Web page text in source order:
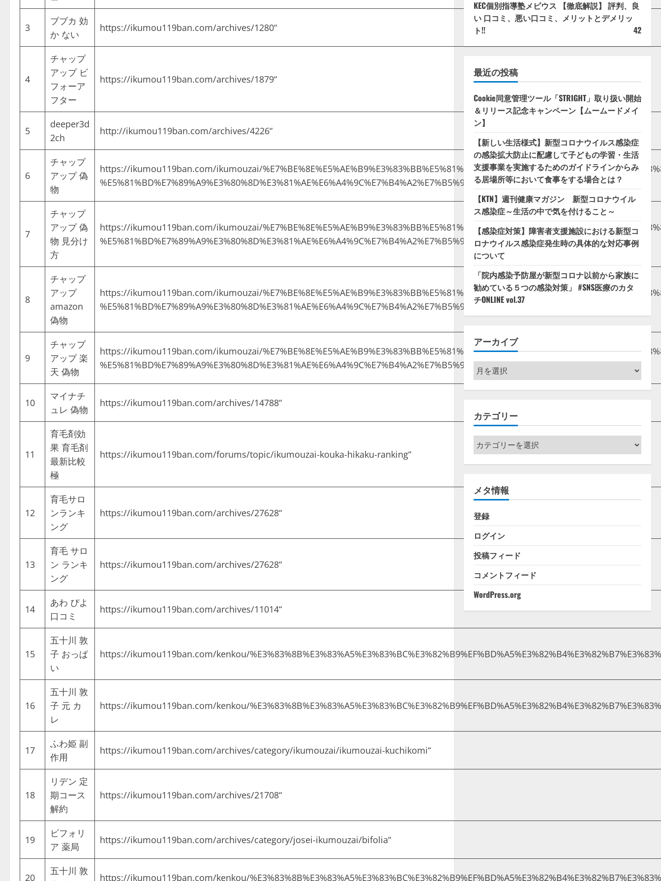
3
ブブカ 効
か ない
https://ikumou119ban.com/archives/1280“
4
チャップ
アップ ビ
フォーア
フター
https://ikumou119ban.com/archives/1879“
5
deeper3d
2ch
http://ikumou119ban.com/archives/4226“
6
チャップ
アップ 偽
物
https://ikumou119ban.com/ikumouzai/%E7%BE%8E%E5%AE%B9%E3%83%BB%E5%81%A5%E5%BA%B7/
%E5%81%BD%E7%89%A9%E3%80%8D%E3%81%AE%E6%A4%9C%E7%B4%A2%E7%B5%90%E6%9E%9C/“
7
チャップ
アップ 偽
物 見分け
方
https://ikumou119ban.com/ikumouzai/%E7%BE%8E%E5%AE%B9%E3%83%BB%E5%81%A5%E5%BA%B7/
%E5%81%BD%E7%89%A9%E3%80%8D%E3%81%AE%E6%A4%9C%E7%B4%A2%E7%B5%90%E6%9E%9C/“
8
チャップ
アップ
amazon
偽物
https://ikumou119ban.com/ikumouzai/%E7%BE%8E%E5%AE%B9%E3%83%BB%E5%81%A5%E5%BA%B7/
%E5%81%BD%E7%89%A9%E3%80%8D%E3%81%AE%E6%A4%9C%E7%B4%A2%E7%B5%90%E6%9E%9C/
9
チャップ
アップ 楽
天 偽物
https://ikumou119ban.com/ikumouzai/%E7%BE%8E%E5%AE%B9%E3%83%BB%E5%81%A5%E5%BA%B7/
%E5%81%BD%E7%89%A9%E3%80%8D%E3%81%AE%E6%A4%9C%E7%B4%A2%E7%B5%90%E6%9E%9C/“
10
マイナチ
ュレ 偽物
https://ikumou119ban.com/archives/14788“
11
育毛剤効
果 育毛剤
最新比較
極
https://ikumou119ban.com/forums/topic/ikumouzai-kouka-hikaku-ranking“
12
育毛サロ
ンランキ
ング
https://ikumou119ban.com/archives/27628“
13
育毛 サロ
ン ランキ
ング
https://ikumou119ban.com/archives/27628“
14
あわ ぴよ
口コミ
https://ikumou119ban.com/archives/11014“
15
五十川 敦
子 おっぱ
い
https://ikumou119ban.com/kenkou/
16
五十川 敦
子 元 カ
レ
https://ikumou119ban.com/kenkou/
17
ふわ姫 副
作用
https://ikumou119ban.com/archives/category/ikumouzai/ikumouzai-kuchikomi“
18
リデン 定
期コース
解約
https://ikumou119ban.com/archives/21708“
19
ビフォリ
ア 薬局
https://ikumou119ban.com/archives/category/josei-ikumouzai/bifolia“
20
五十川 敦
https://ikumou119ban.com/kenkou/
KEC個別指導塾メビウス 【徹底解説】 評判、良
い 口コミ、悪い口コミ、メリットとデメリッ
ト!!
42
最近の投稿
Cookie同意管理ツール「STRIGHT」取り扱い開始
＆リリース記念キャンペーン【ムームードメイ
ン】
【新しい生活様式】新型コロナウイルス感染症
の感染拡大防止に配慮して子どもの学習・生活
支援事業を実施するためのガイドラインからみ
る居場所等において食事をする場合とは？
【KTN】週刊健康マガジン 新型コロナウイル
ス感染症～生活の中で気を付けること～
【感染症対策】障害者支援施設における新型コ
ロナウイルス感染症発生時の具体的な対応事例
について
「院内感染予防屋が新型コロナ以前から家族に
勧めている５つの感染対策」 #SNS医療のカタ
チONLINE vol.37
アーカイブ
ア
ー
カ
ブ
カテゴリー
カ
テ
ゴ
ー
メタ情報
登録
ログイン
投稿フィード
コメントフィード
WordPress.org